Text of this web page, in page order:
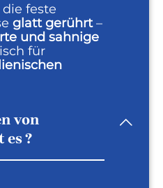
feste
glatt gerührt–
und sahnige
für
von
es ?